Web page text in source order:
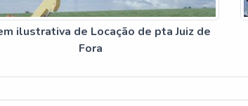
ilustrativa de Locação de pta Juiz de
Fora